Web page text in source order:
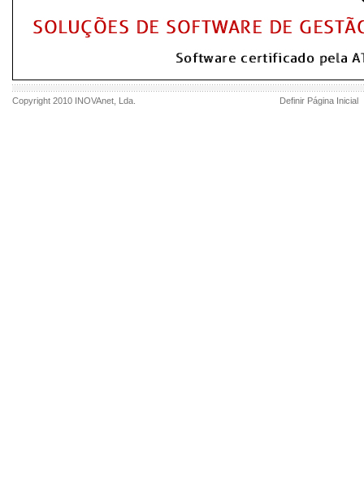
Copyright 2010 INOVAnet , Lda. Definir Página Inicial